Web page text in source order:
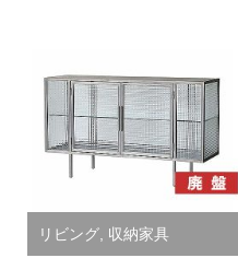
リビング 収納家具